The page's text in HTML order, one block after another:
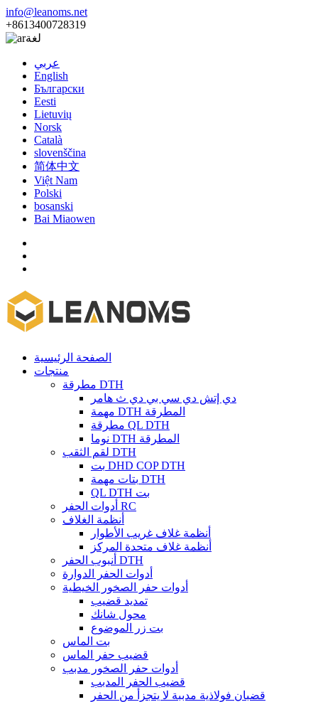
info@leanoms.net
+8613400728319
لغة
عربي
English
Български
Eesti
Lietuvių
Norsk
Català
slovenščina
简体中文
Việt Nam
Polski
bosanski
Bai Miaowen
الصفحة الرئيسية
منتجات
مطرقة DTH
دي إتش دي سي بي دي ث هامر
مهمة DTH المطرقة
مطرقة QL DTH
نوما DTH المطرقة
لقم الثقب DTH
بت DHD COP DTH
بتات مهمة DTH
QL DTH بت
أدوات الحفر RC
أنظمة الغلاف
أنظمة غلاف غريب الأطوار
أنظمة غلاف متحدة المركز
أنبوب الحفر DTH
أدوات الحفر الدوارة
أدوات حفر الصخور الخيطية
تمديد قضيب
محول شانك
بت زر الموضوع
بت الماس
قضيب حفر الماس
أدوات حفر الصخور مدبب
قضيب الحفر المدبب
قضبان فولاذية مدببة لا يتجزأ من الحفر